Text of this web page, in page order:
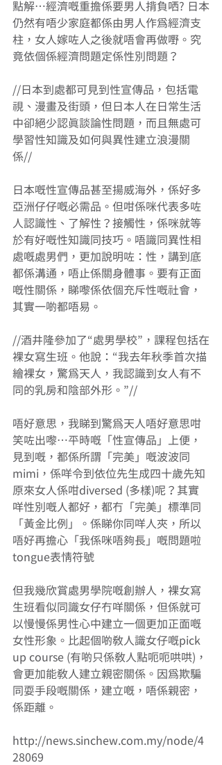
點解…經濟嘅重擔係要男人揹負哂? 日本
仍然有唔少家庭都係由男人作為經濟支
柱，女人嫁咗人之後就唔會再做嘢。究
竟依個係經濟問題定係性別問題？
//日本到處都可見到性宣傳品，包括電
視、漫畫及街頭，但日本人在日常生活
中卻絕少認真談論性問題，而且無處可
學習性知識及如何與異性建立浪漫關
係//
日本嘅性宣傳品甚至揚威海外，係好多
亞洲仔仔嘅必需品。但咁係咪代表多咗
人認識性、了解性？接觸性，係咪就等
於有好嘅性知識同技巧。唔識同異性相
處嘅處男們，更加說明咗：性，講到底
都係溝通，唔止係關身體事。要有正面
嘅性關係，睇嚟係依個充斥性嘅社會，
其實一啲都唔易。
//酒井隆參加了“處男學校”，課程包括在
裸女寫生班。他說：“我去年秋季首次描
繪裸女，驚為天人，我認識到女人有不
同的乳房和陰部外形。”//
唔好意思，我睇到驚為天人唔好意思咁
笑咗出嚟…平時嘅「性宣傳品」上便，
見到嘅，都係所謂「完美」嘅波波同
mimi，係咩令到依位先生成四十歲先知
原來女人係咁diversed (多樣)呢？其實
咩性別嘅人都好，都冇「完美」標準同
「黃金比例」。係睇你同咩人夾，所以
唔好再擔心「我係咪唔夠長」嘅問題啦
tongue表情符號
但我幾欣賞處男學院嘅創辦人，裸女寫
生班看似同識女仔冇咩關係，但係就可
以慢慢係男性心中建立一個更加正面嘅
女性形象。比起個啲教人識女仔嘅pick
up course (有啲只係教人點呃呃哄哄)，
會更加能教人建立親密關係。因為欺騙
同耍手段嘅關係，建立嘅，唔係親密，
係距離。
http://news.sinchew.com.my/node/4
28069